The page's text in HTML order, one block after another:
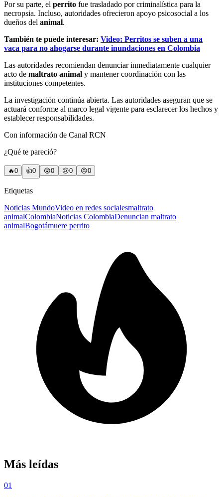
Por su parte, el perrito fue trasladado por criminalística para la
necropsia. Incluso, autoridades ofrecieron apoyo psicosocial a los
dueños del animal.
También te puede interesar: Video: Perritos se suben a una
vaca para no ahogarse durante inundaciones en Colombia
Las autoridades recomiendan denunciar inmediatamente cualquier
acto de maltrato animal y mantener coordinación con las
instituciones competentes.
La investigación continúa abierta. Las autoridades aseguran que se
actuará conforme al marco legal vigente para esclarecer los hechos y
establecer responsabilidades.
Con información de Canal RCN
¿Qué te pareció?
🔥0 👍0 😲0 😢0 😠0
Etiquetas
Noticias MundoVideo en redes socialesmaltrato
animalColombiaNoticias ColombiaDenuncian maltrato
animalBogotámuere perrito
Más leídas
01